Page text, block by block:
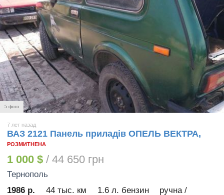
5 фото
7 лет назад
ВАЗ 2121 Панель приладів ОПЕЛЬ ВЕКТРА,
РОЗМИТНЕНА
1 000 $ / 44 650 грн
Тернополь
1986 р.
44 тыс. км 1.6 л. бензин
ручна /